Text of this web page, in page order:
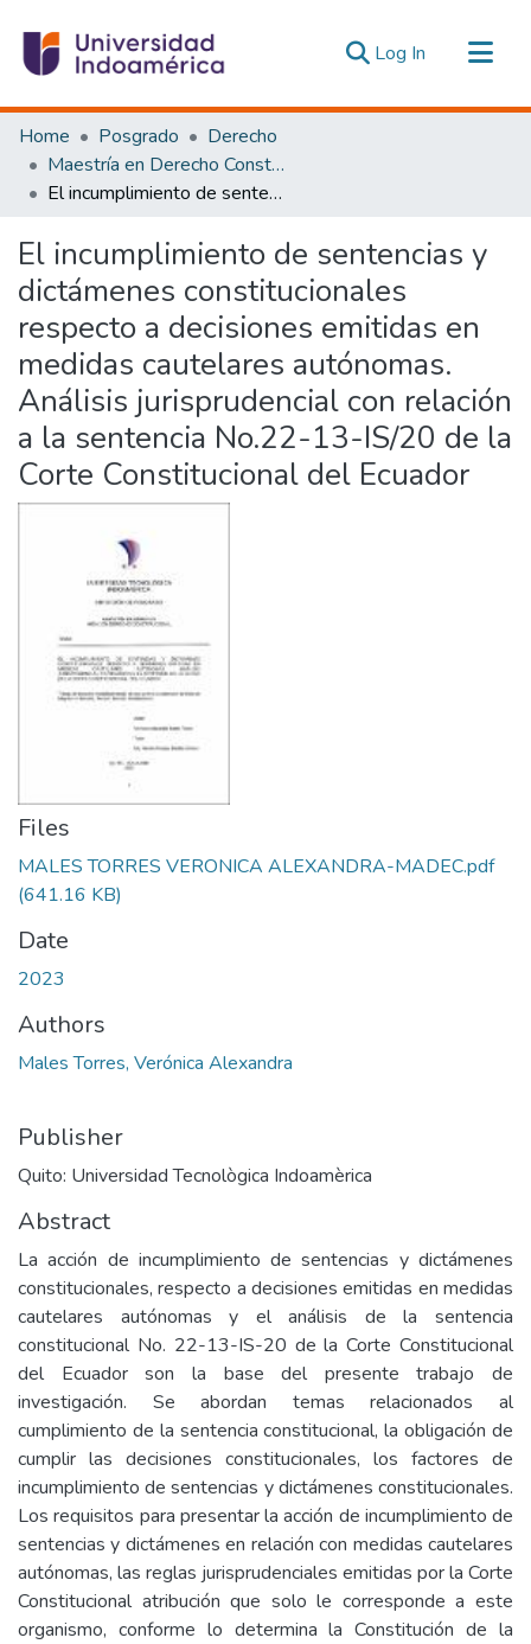
Log In (current)
Communities & Collections
All of DSpace
Statistics
Home Posgrado
Derecho
Maestría en Derecho Constitucional con Mención en Derecho Constitucional
El incumplimiento de sentencias y dictámenes constitucionales respecto a decisiones emitidas en medidas cautelares autónomas. Análisis jurisprudencial con relación a la sentencia No.22-13-IS/20 de la Corte Constitucional del Ecuador
El incumplimiento de sentencias y
dictámenes constitucionales
respecto a decisiones emitidas en
medidas cautelares autónomas.
Análisis jurisprudencial con relación
a la sentencia No.22-13-IS/20 de la
Corte Constitucional del Ecuador
Files
MALES TORRES VERONICA ALEXANDRA-MADEC.pdf
(641.16 KB)
Date
2023
Authors
Males Torres, Verónica Alexandra
Publisher
Quito: Universidad Tecnològica Indoamèrica
Abstract
La acción de incumplimiento de sentencias y dictámenes
constitucionales, respecto a decisiones emitidas en medidas
cautelares autónomas y el análisis de la sentencia
constitucional No. 22-13-IS-20 de la Corte Constitucional
del Ecuador son la base del presente trabajo de
investigación. Se abordan temas relacionados al
cumplimiento de la sentencia constitucional, la obligación de
cumplir las decisiones constitucionales, los factores de
incumplimiento de sentencias y dictámenes constitucionales.
Los requisitos para presentar la acción de incumplimiento de
sentencias y dictámenes en relación con medidas cautelares
autónomas, las reglas jurisprudenciales emitidas por la Corte
Constitucional atribución que solo le corresponde a este
organismo, conforme lo determina la Constitución de la